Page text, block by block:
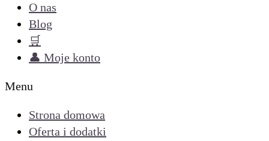
O nas
Blog
🛒
👤 Moje konto
Menu
Strona domowa
Oferta i dodatki